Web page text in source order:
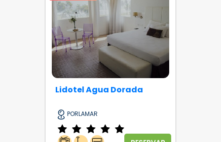
Lidotel Agua Dorada
PORLAMAR